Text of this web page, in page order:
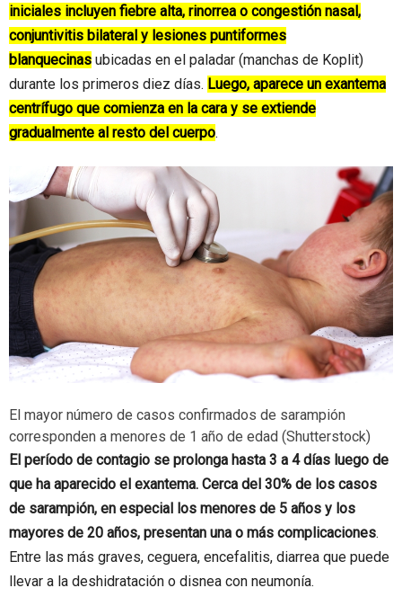
iniciales incluyen fiebre alta, rinorrea o congestión nasal,
conjuntivitis bilateral y lesiones puntiformes
blanquecinas ubicadas en el paladar (manchas de Koplit)
durante los primeros diez días. Luego, aparece un exantema
centrífugo que comienza en la cara y se extiende
gradualmente al resto del cuerpo.
El mayor número de casos confirmados de sarampión
corresponden a menores de 1 año de edad (Shutterstock)
El período de contagio se prolonga hasta 3 a 4 días luego de
que ha aparecido el exantema. Cerca del 30% de los casos
de sarampión, en especial los menores de 5 años y los
mayores de 20 años, presentan una o más complicaciones.
Entre las más graves, ceguera, encefalitis, diarrea que puede
llevar a la deshidratación o disnea con neumonía.